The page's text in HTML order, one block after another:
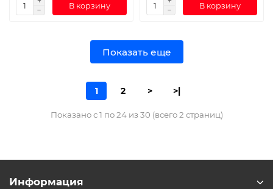
В корзину В корзину
Показать еще
1 2 > >|
Показано с 1 по 24 из 30 (всего 2 страниц)
Информация